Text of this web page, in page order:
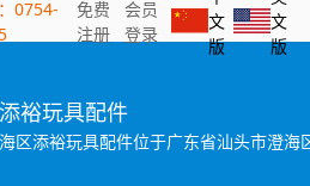
0754-
免费
注册
会员
登录
文
版
文
版
裕玩具配件